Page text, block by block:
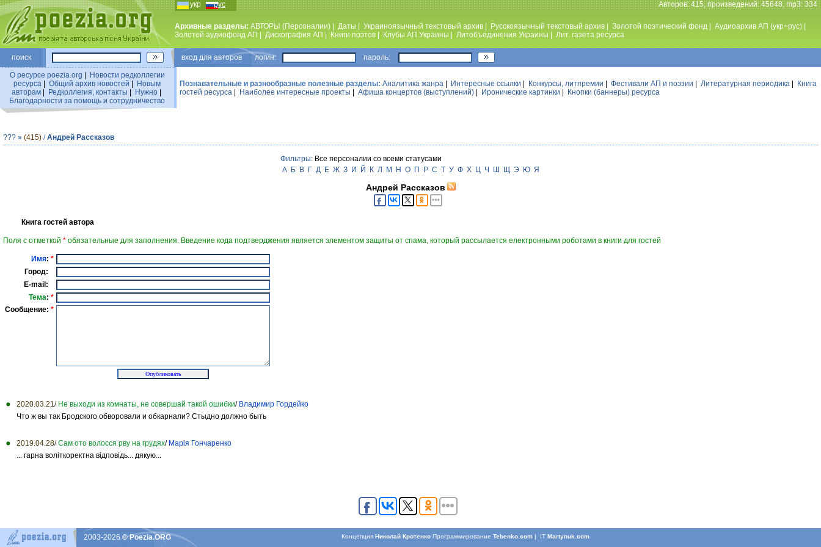
укр рус Авторов: 415, произведений: 45648, mp3: 334
Архивные разделы: АВТОРЫ (Персоналии) Даты Украиноязычный текстовый архив Русскоязычный текстовый архив Золотой поэтический фонд Аудиоархив АП (укр+рус)
Золотой аудиофонд АП
Дискография АП Книги поэтов Клубы АП Украины Литобъединения Украины Лит. газета ресурса
поиск вход для авторов логин: пароль:
О ресурсе poezia.org
Новости редколлегии
ресурса
Общий архив новостей
Новым
авторам| Редколлегия, контакты Нужно|
Благодарности за помощь и сотрудничество
Познавательные и разнообразные полезные разделы: Аналитика жанра Интересные ссылки Конкурсы, литпремии Фестивали АП и поэзии Литературная периодика
Книга
гостей ресурса
Наиболее интересные проекты Афиша концертов (выступлений) Иронические картинки Кнопки (баннеры) ресурса
??? » (415) /Андрей Рассказов
Фильтры: Все персоналии со всеми статусами
А
Б В Г Д Е Ж З И Й К Л М Н О П Р С Т У Ф Х Ц Ч Ш Щ Э Ю Я
Андрей Рассказов
Книга гостей автора
Поля с отметкой * обязательные для заполнения. Введение кода подтверджения является элементом защиты от спама, который рассылается електронными роботами в книги для гостей
Имя: *
Город:
E-mail:
Тема: *
Сообщение: *
2020.03.21/ Не выходи из комнаты, не совершай такой ошибки/ Владимир Гордейко
Что ж вы так Бродского обворовали и обкарнали? Стыдно должно быть
2019.04.28/ Сам ото волосся рву на грудях/ Марія Гончаренко
... гарна воліткоректна відповідь... дякую...
КонцепцияНиколай Кротенко ПрограммированиеTebenko.com | ITMartynuk.com
2003-2026© Poezia.ORG